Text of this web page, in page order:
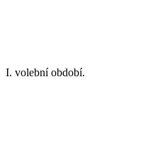
I. volební období.